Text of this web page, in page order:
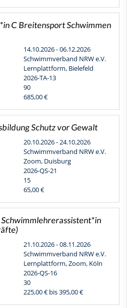
C Breitensport Schwimmen
14.10.2026 - 06.12.2026
Schwimmverband NRW e.V.
Lernplattform, Bielefeld
2026-TA-13
90
685,00 €
Schutz vor Gewalt
20.10.2026 - 24.10.2026
Schwimmverband NRW e.V.
Zoom, Duisburg
2026-QS-21
15
65,00 €
21.10.2026 - 08.11.2026
Schwimmverband NRW e.V.
Lernplattform, Zoom, Köln
2026-QS-16
30
225,00 € bis 395,00 €